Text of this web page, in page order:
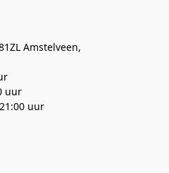
Amstelveen,
uur
uur